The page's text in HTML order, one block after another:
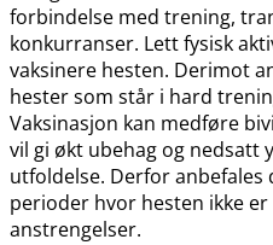
forbindelse med trening,
konkurranser. Lett fysisk
vaksinere hesten. Derimot
hester som står i hard
Vaksinasjon kan medføre
vil gi økt ubehag og nedsatt
utfoldelse. Derfor anbefales
perioder hvor hesten ikke
anstrengelser.